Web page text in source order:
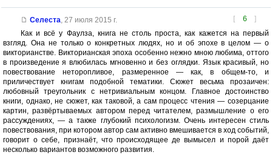
[ 6 ]
Селеста, 27 июля 2015 г.
Как и всё у Фаулза, книга не столь проста, как кажется на первый
взгляд. Она не только о конкретных людях, но и об эпохе в целом — о
викторианстве. Викторианская эпоха особенно нежно мною любима, оттого
в произведение я влюбилась мгновенно и без оглядки. Язык красивый, но
повествование неторопливое, размеренное — как, в общем-то, и
приличествует книгам подобной тематики. Сюжет весьма прозаичен:
любовный треугольник с нетривиальным концом. Главное достоинство
книги, однако, не сюжет, как таковой, а сам процесс чтения — созерцание
картин, развёртываемых автором перед читателем, размышление о его
рассуждениях, — а также глубокий психологизм. Очень интересен стиль
повествования, при котором автор сам активно вмешивается в ход событий,
говорит о себе, признаёт, что происходящее де вымысел и порой даёт
несколько вариантов возможного развития.